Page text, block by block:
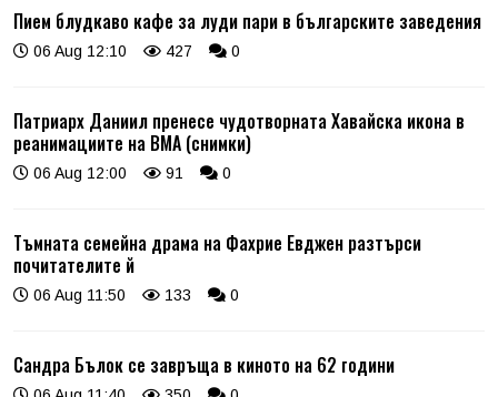
Пием блудкаво кафе за луди пари в българските заведения
06 Aug 12:10 427 0
Патриарх Даниил пренесе чудотворната Хавайска икона в
реанимациите на ВМА (снимки)
06 Aug 12:00 91 0
Тъмната семейна драма на Фахрие Евджен разтърси
почитателите й
06 Aug 11:50 133 0
Сандра Бълок се завръща в киното на 62 години